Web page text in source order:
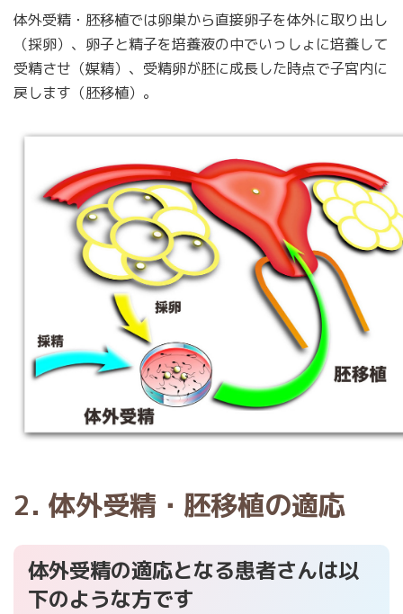
体外受精・胚移植では卵巣から直接卵子を体外に取り出し
（採卵）、卵子と精子を培養液の中でいっしょに培養して
受精させ（媒精）、受精卵が胚に成長した時点で子宮内に
戻します（胚移植）。
2. 体外受精・胚移植の適応
体外受精の適応となる患者さんは以
下のような方です